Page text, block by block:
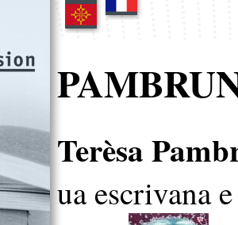
Terèsa
ua escrivana